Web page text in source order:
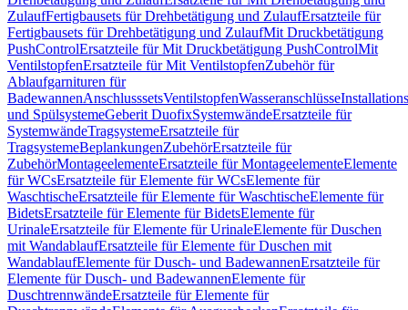
ZulaufFertigbausets für Drehbetätigung und ZulaufErsatzteile für
Fertigbausets für Drehbetätigung und ZulaufMit Druckbetätigung
PushControlErsatzteile für Mit Druckbetätigung PushControlMit
VentilstopfenErsatzteile für Mit VentilstopfenZubehör für
Ablaufgarnituren für
BadewannenAnschlusssetsVentilstopfenWasseranschlüsse
und SpülsystemeGeberit DuofixSystemwändeErsatzteile für
SystemwändeTragsystemeErsatzteile für
TragsystemeBeplankungenZubehörErsatzteile für
ZubehörMontageelementeErsatzteile für MontageelementeElemente
für WCsErsatzteile für Elemente für WCsElemente für
WaschtischeErsatzteile für Elemente für WaschtischeElemente für
BidetsErsatzteile für Elemente für BidetsElemente für
UrinaleErsatzteile für Elemente für UrinaleElemente für Duschen
mit WandablaufErsatzteile für Elemente für Duschen mit
WandablaufElemente für Dusch- und BadewannenErsatzteile für
Elemente für Dusch- und BadewannenElemente für
DuschtrennwändeErsatzteile für Elemente für